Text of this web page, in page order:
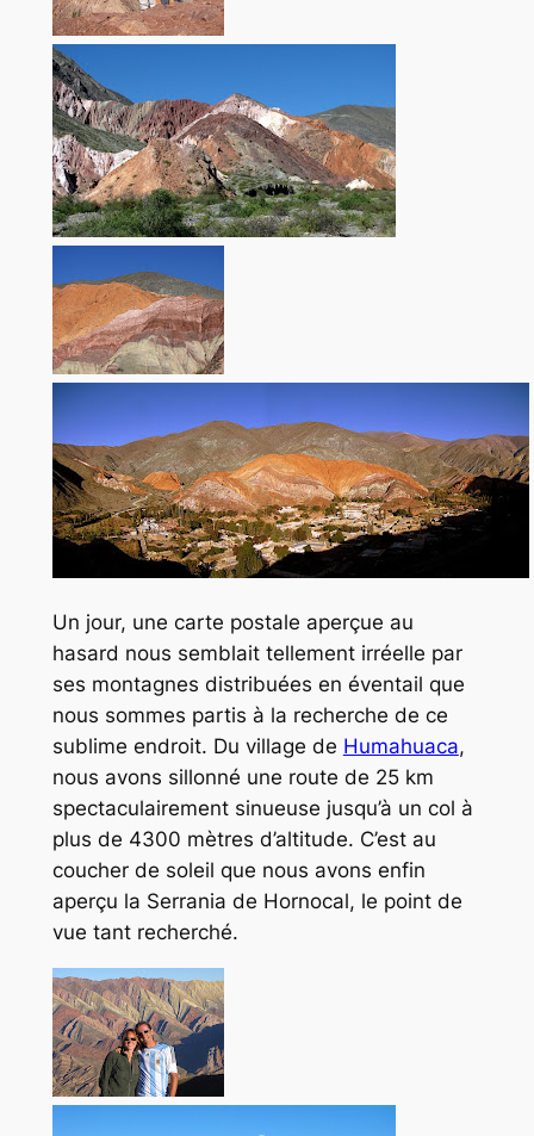
Un jour, une carte postale aperçue au
hasard nous semblait tellement irréelle par
ses montagnes distribuées en éventail que
nous sommes partis à la recherche de ce
sublime endroit. Du village de Humahuaca,
nous avons sillonné une route de 25 km
spectaculairement sinueuse jusqu’à un col à
plus de 4300 mètres d’altitude. C’est au
coucher de soleil que nous avons enfin
aperçu la Serrania de Hornocal, le point de
vue tant recherché.